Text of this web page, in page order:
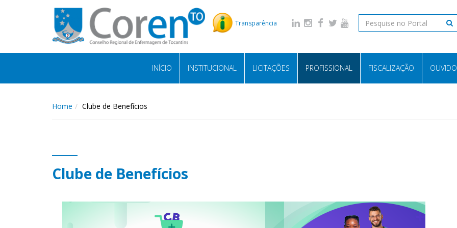
Transparência
INÍCIO INSTITUCIONAL LICITAÇÕES PROFISSIONAL FISCALIZAÇÃO
Home Clube de Benefícios
Clube de Benefícios